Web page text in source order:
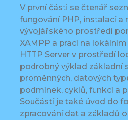
V první části se čtenář
fungování PHP, instalací a
vývojářského prostředí
XAMPP a prací na
HTTP Server v prostředí
podrobný výklad základní
proměnných, datových
podmínek, cyklů, funkcí a
Součástí je také úvod do
zpracování dat a základů